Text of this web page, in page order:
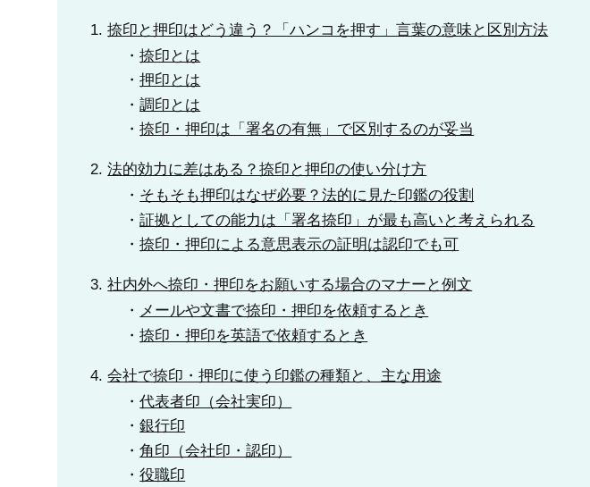
捺印と押印はどう違う？「ハンコを押す」言葉の意味と区別方法
捺印とは
押印とは
調印とは
捺印・押印は「署名の有無」で区別するのが妥当
法的効力に差はある？捺印と押印の使い分け方
そもそも押印はなぜ必要？法的に見た印鑑の役割
証拠としての能力は「署名捺印」が最も高いと考えられる
捺印・押印による意思表示の証明は認印でも可
社内外へ捺印・押印をお願いする場合のマナーと例文
メールや文書で捺印・押印を依頼するとき
捺印・押印を英語で依頼するとき
会社で捺印・押印に使う印鑑の種類と、主な用途
代表者印（会社実印）
銀行印
角印（会社印・認印）
役職印